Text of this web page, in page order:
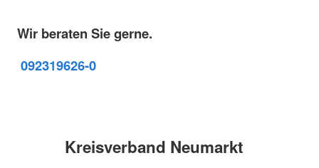
Wir beraten Sie gerne.
092319626-0
Kreisverband Neumarkt